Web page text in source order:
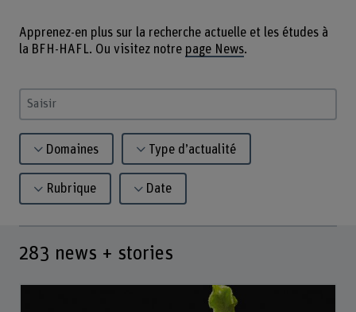
Apprenez-en plus sur la recherche actuelle et les études à
la BFH-HAFL. Ou visitez notre page News.
Saisir un terme
Domaines Type d’actualité
Rubrique Date
283 news + stories